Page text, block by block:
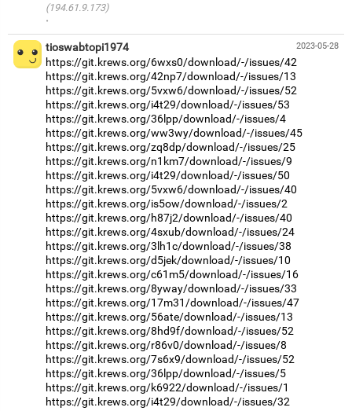
(194.61.9.173)
·
2023-05-28
tioswabtopi1974
https://git.krews.org/6wxs0/download/-/issues/42
https://git.krews.org/42np7/download/-/issues/13
https://git.krews.org/5vxw6/download/-/issues/52
https://git.krews.org/i4t29/download/-/issues/53
https://git.krews.org/36lpp/download/-/issues/4
https://git.krews.org/ww3wy/download/-/issues/45
https://git.krews.org/zq8dp/download/-/issues/25
https://git.krews.org/n1km7/download/-/issues/9
https://git.krews.org/i4t29/download/-/issues/50
https://git.krews.org/5vxw6/download/-/issues/40
https://git.krews.org/is5ow/download/-/issues/2
https://git.krews.org/h87j2/download/-/issues/40
https://git.krews.org/4sxub/download/-/issues/24
https://git.krews.org/3lh1c/download/-/issues/38
https://git.krews.org/d5jek/download/-/issues/10
https://git.krews.org/c61m5/download/-/issues/16
https://git.krews.org/8yway/download/-/issues/33
https://git.krews.org/17m31/download/-/issues/47
https://git.krews.org/56ate/download/-/issues/13
https://git.krews.org/8hd9f/download/-/issues/52
https://git.krews.org/r86v0/download/-/issues/8
https://git.krews.org/7s6x9/download/-/issues/52
https://git.krews.org/36lpp/download/-/issues/5
https://git.krews.org/k6922/download/-/issues/1
https://git.krews.org/i4t29/download/-/issues/32